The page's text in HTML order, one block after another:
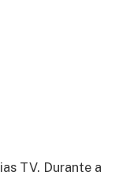
TV. Durante a